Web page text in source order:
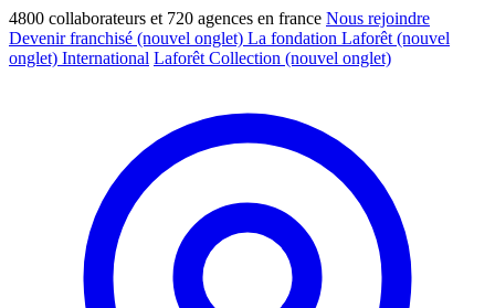
4800 collaborateurs et 720 agences en france Nous rejoindre
Devenir franchisé (nouvel onglet) La fondation Laforêt (nouvel
onglet) International Laforêt Collection (nouvel onglet)